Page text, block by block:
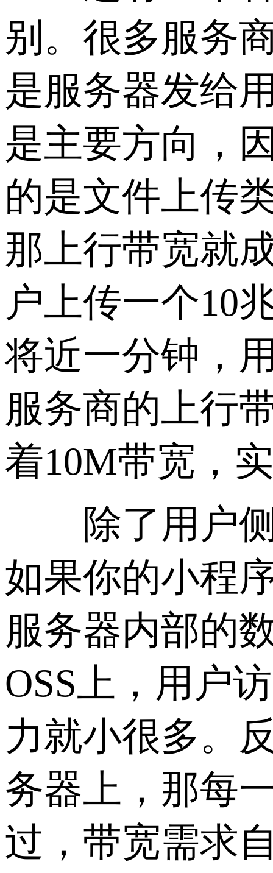
别。很多服务
是服务器发给
是主要方向，
的是文件上传
那上行带宽就
户上传一个10
将近一分钟，
服务商的上行
着10M带宽，
除了用户侧
如果你的小程
服务器内部的
OSS上，用户
力就小很多。
务器上，那每
过，带宽需求